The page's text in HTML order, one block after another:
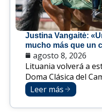
Justina Vangaitė:
mucho más que un
agosto 8, 2026
Lituania volverá a
Doma Clásica del
Leer más